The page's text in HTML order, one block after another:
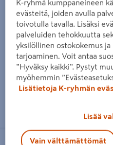
Tulitiili Wienerberger
257x85x57
5,95€/kpl
5,95 €/ kpl
Lue lisää
Tulitiili Wienerberger 230x114x65
K-ryhmä kumppaneineen
evästeitä, joiden avulla
toivotulla tavalla. Lisäksi
palveluiden tehokkuutta
yksilöllinen ostokokemus
tarjoaminen. Voit antaa
”Hyväksy kaikki”. Pystyt
myöhemmin
Lisätietoja K-ryhmän
Lisää
Vain välttämättömät